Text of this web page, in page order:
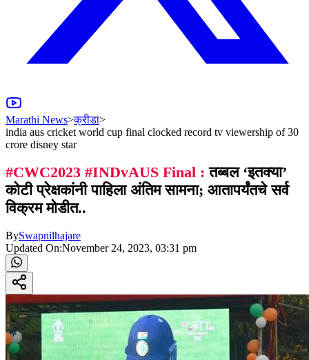
Marathi News>क्रीडा>
india aus cricket world cup final clocked record tv viewership of 30
crore disney star
#CWC2023 #INDvAUS Final : तब्बल ‘इतक्या’
कोटी प्रेक्षकांनी पाहिला अंतिम सामना; आतापर्यंतचे सर्व
विक्रम मोडीत..
BySwapnilhajare
Updated On:November 24, 2023, 03:31 pm